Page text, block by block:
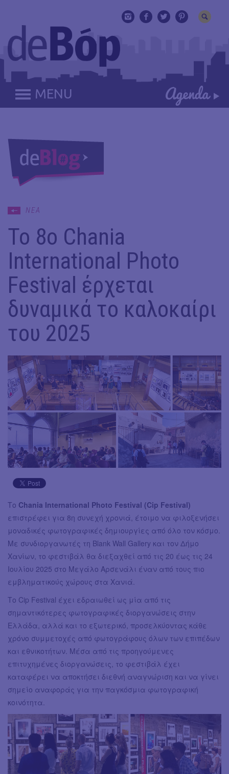
MENU
ΝΕΑ
Το 8ο Chania
International Photo
Festival έρχεται
δυναμικά το καλοκαίρι
του 2025
Το Chania International Photo Festival (Cip Festival)
επιστρέφει για 8η συνεχή χρονιά, έτοιμο να φιλοξενήσει
μοναδικές φωτογραφικές δημιουργίες από όλο τον κόσμο.
Με συνδιοργανωτές τη Blank Wall Gallery και τον Δήμο
Χανίων, το φεστιβάλ θα διεξαχθεί από τις 20 έως τις 24
Ιουλίου 2025 στο Μεγάλο Αρσενάλι έναν από τους πιο
εμβληματικούς χώρους στα Χανιά.
Το Cip Festival έχει εδραιωθεί ως μία από τις
σημαντικότερες φωτογραφικές διοργανώσεις στην
Ελλάδα, αλλά και το εξωτερικό, προσελκύοντας κάθε
χρόνο συμμετοχές από φωτογράφους όλων των επιπέδων
και εθνικοτήτων. Μέσα από τις προηγούμενες
επιτυχημένες διοργανώσεις, το φεστιβάλ έχει
καταφέρει να αποκτήσει διεθνή αναγνώριση και να γίνει
σημείο αναφοράς για την παγκόσμια φωτογραφική
κοινότητα.